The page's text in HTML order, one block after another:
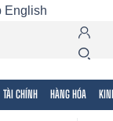
English
TÀI CHÍNH HÀNG HÓA
khoán